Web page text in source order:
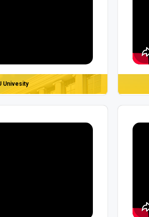
Univesity